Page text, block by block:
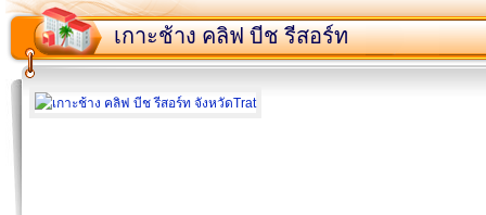
เกาะช้าง คลิฟ บีช รีสอร์ท